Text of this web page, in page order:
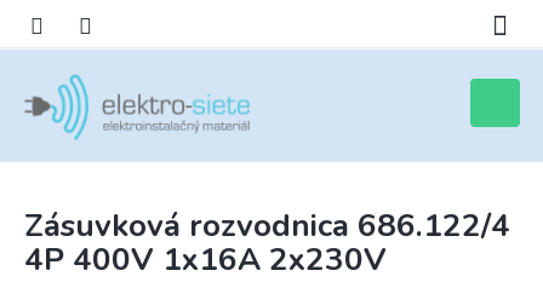
obsah
košík
Zásuvková rozvodnica 686.122/4
4P 400V 1x16A 2x230V